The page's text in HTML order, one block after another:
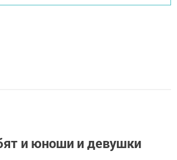
и юноши и девушки